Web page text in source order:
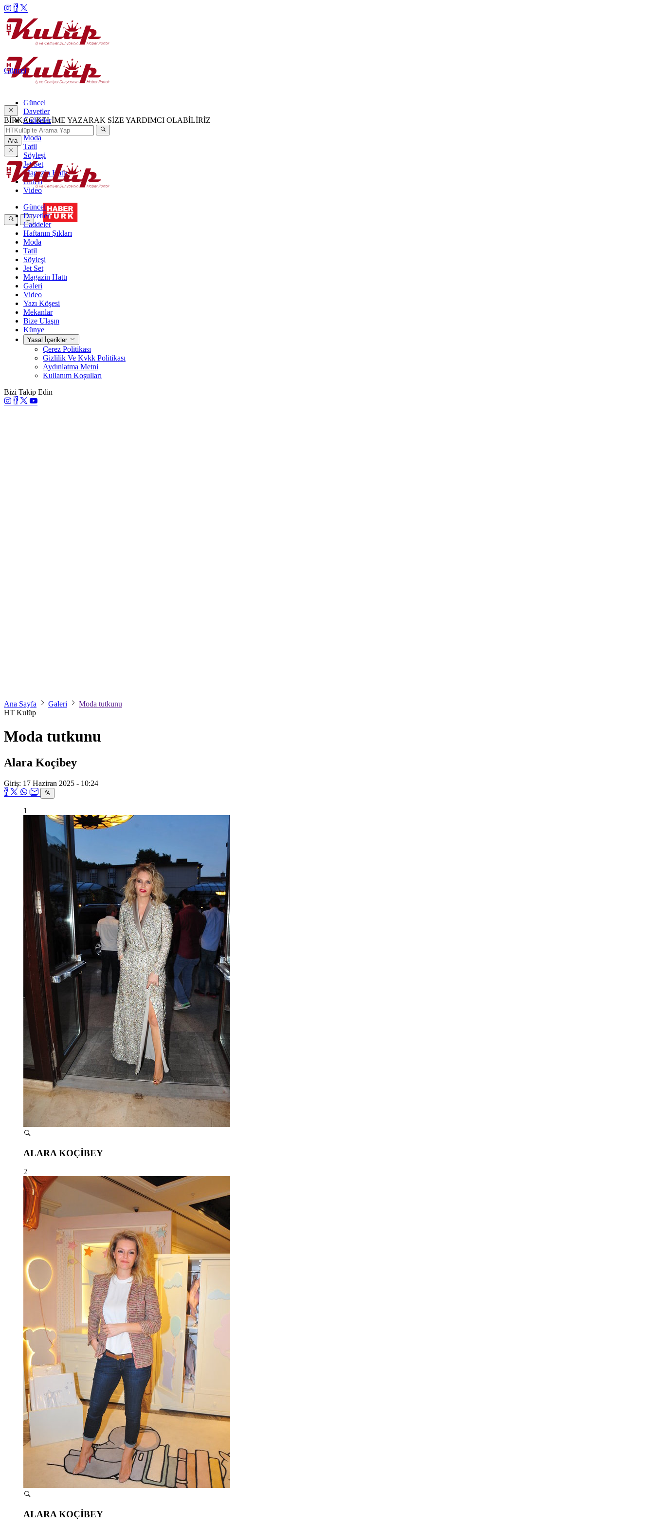
Güncel
Davetler
Caddeler
Haftanın Şıkları
Moda
Tatil
Söyleşi
Jet Set
Magazin Hattı
Galeri
Video
Güncel
BİRKAÇ KELİME YAZARAK SİZE YARDIMCI OLABİLİRİZ
Ara
Güncel
Davetler
Caddeler
Haftanın Şıkları
Moda
Tatil
Söyleşi
Jet Set
Magazin Hattı
Galeri
Video
Yazı Köşesi
Mekanlar
Bize Ulaşın
Künye
Yasal İçerikler
Çerez Politikası
Gizlilik Ve Kvkk Politikası
Aydınlatma Metni
Kullanım Koşulları
Bizi Takip Edin
Ana Sayfa Galeri
Moda tutkunu
HT Kulüp
Moda tutkunu
Alara Koçibey
Giriş: 17 Haziran 2025 - 10:24
1
ALARA KOÇİBEY
2
ALARA KOÇİBEY